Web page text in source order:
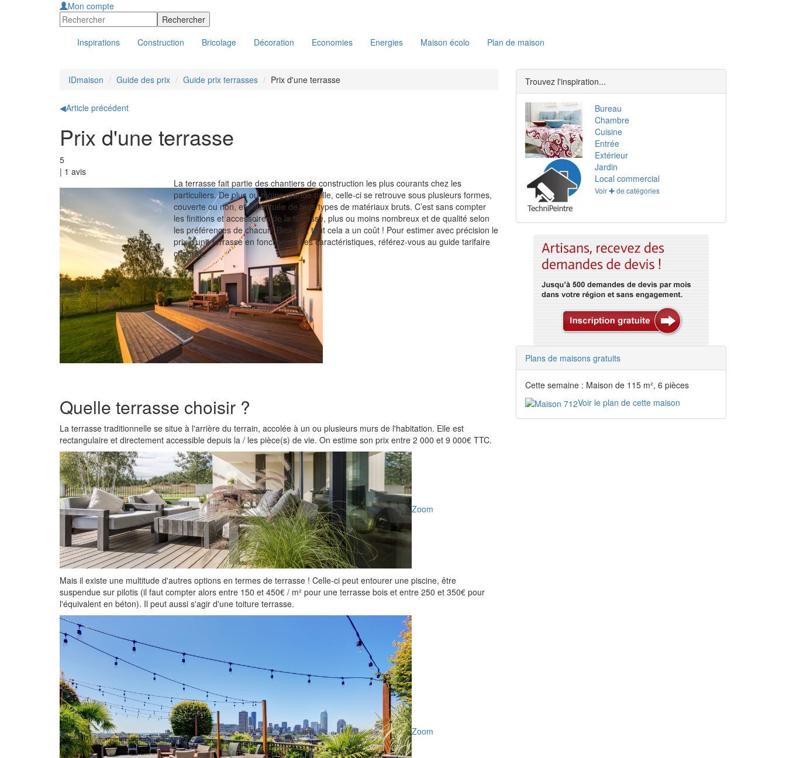
Mon compte
Inspirations Construction Bricolage Décoration Economies Energies Maison écolo Plan de maison
IDmaison Guide des prix Guide prix terrasses Prix d'une terrasse
◀Article précédent
Prix d'une terrasse
5
| 1 avis
La terrasse fait partie des chantiers de construction les plus courants chez les
particuliers. De plus ou moins grande taille, celle-ci se retrouve sous plusieurs formes,
couverte ou non, et constituée de tous types de matériaux bruts. C’est sans compter
les finitions et accessoires de la terrasse, plus ou moins nombreux et de qualité selon
les préférences de chacun. Bien sûr, tout cela a un coût ! Pour estimer avec précision le
prix d’une terrasse en fonction de ses caractéristiques, référez-vous au guide tarifaire
ci-après.
Quelle terrasse choisir ?
La terrasse traditionnelle se situe à l'arrière du terrain, accolée à un ou plusieurs murs de l'habitation. Elle est
rectangulaire et directement accessible depuis la / les pièce(s) de vie. On estime son prix entre 2 000 et 9 000€ TTC.
Zoom
Mais il existe une multitude d'autres options en termes de terrasse ! Celle-ci peut entourer une piscine, être
suspendue sur pilotis (il faut compter alors entre 150 et 450€ / m² pour une terrasse bois et entre 250 et 350€ pour
l'équivalent en béton). Il peut aussi s'agir d'une toiture terrasse.
Zoom
Trouvez l'inspiration...
Bureau
Chambre
Cuisine
Entrée
Extérieur
Jardin
Local commercial
Voir ✚ de catégories
Plans de maisons gratuits
Cette semaine : Maison de 115 m², 6 pièces
Voir le plan de cette maison